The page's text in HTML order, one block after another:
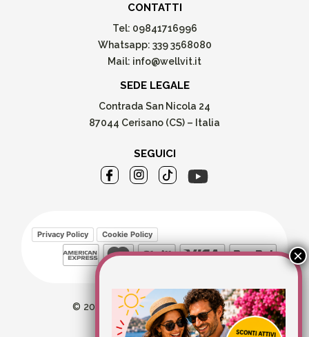
CONTATTI
Tel: 09841716996
Whatsapp: 339 3568080
Mail: info@wellvit.it
SEDE LEGALE
Contrada San Nicola 24
87044 Cerisano (CS) – Italia
SEGUICI
Privacy Policy Cookie Policy
© 2026 Wellvit All Rights Reserved
Credits:Aries comunica